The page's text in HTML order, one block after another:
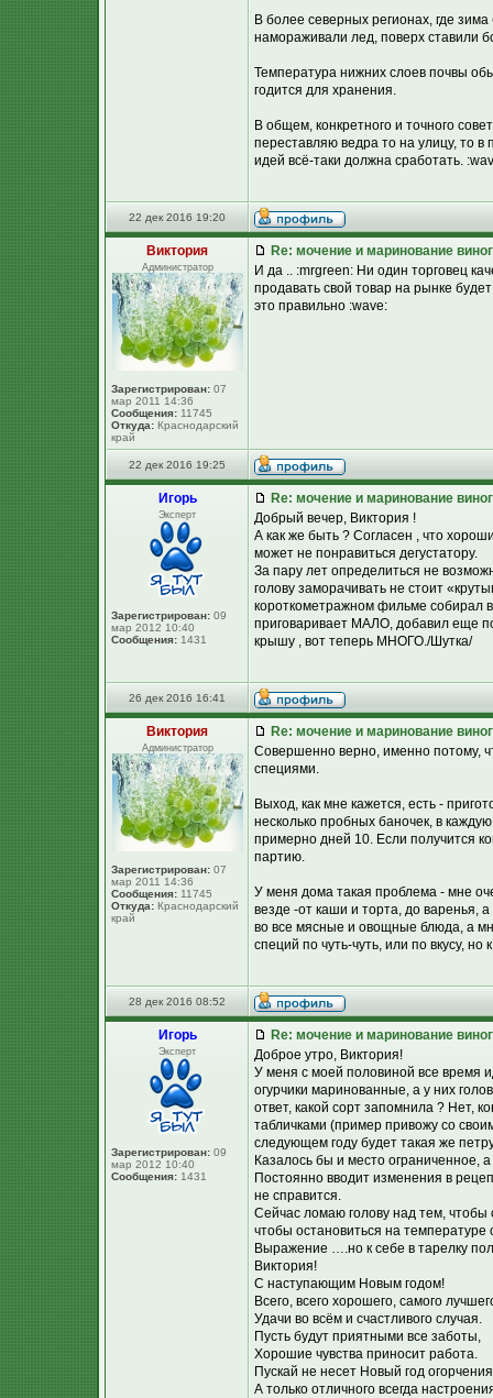
В более северных регионах, где
намораживали лед, поверх ставили
Температура нижних слоев почвы
годится для хранения.
В общем, конкретного и точного
переставляю ведра то на улицу, то
идей всё-таки должна сработать.
22 дек 2016 19:20
Виктория
Администратор
Зарегистрирован: 07
мар 2011 14:36
Сообщения: 11745
Откуда: Краснодарский
край
Re: мочение и маринование
И да .. :mrgreen: Ни один торговец
продавать свой товар на рынке
это правильно :wave:
22 дек 2016 19:25
Игорь
Эксперт
Зарегистрирован: 09
мар 2012 10:40
Сообщения: 1431
Re: мочение и маринование
Добрый вечер, Виктория !
А как же быть ? Согласен , что
может не понравиться дегустатору.
За пару лет определиться не
голову заморачивать не стоит
короткометражном фильме собирал
приговаривает МАЛО, добавил еще
крышу , вот теперь МНОГО./Шутка/
26 дек 2016 16:41
Виктория
Администратор
Зарегистрирован: 07
мар 2011 14:36
Сообщения: 11745
Откуда: Краснодарский
край
Re: мочение и маринование
Совершенно верно, именно потому,
специями.
Выход, как мне кажется, есть -
несколько пробных баночек, в
примерно дней 10. Если получится
партию.
У меня дома такая проблема - мне
везде -от каши и торта, до варенья,
во все мясные и овощные блюда, а
специй по чуть-чуть, или по вкусу, но
28 дек 2016 08:52
Игорь
Эксперт
Зарегистрирован: 09
мар 2012 10:40
Сообщения: 1431
Re: мочение и маринование
Доброе утро, Виктория!
У меня с моей половиной все время
огурчики маринованные, а у них
ответ, какой сорт запомнила ? Нет,
табличками (пример привожу со
следующем году будет такая же
Казалось бы и место ограниченное,
Постоянно вводит изменения в
не справится.
Сейчас ломаю голову над тем,
чтобы остановиться на
Выражение ….но к себе в тарелку
Виктория!
С наступающим Новым годом!
Всего, всего хорошего, самого
Удачи во всём и счастливого случая.
Пусть будут приятными все заботы,
Хорошие чувства приносит работа.
Пускай не несет Новый год
А только отличного всегда